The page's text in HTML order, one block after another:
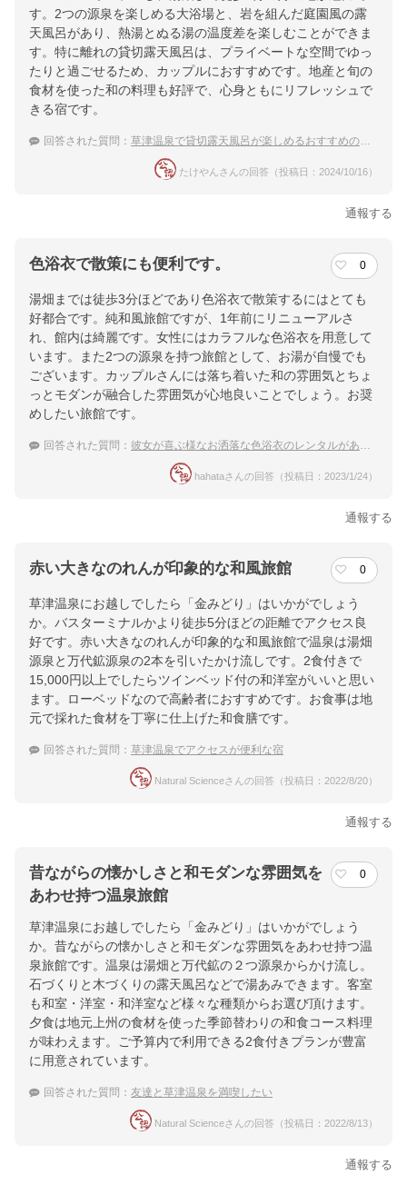
す。2つの源泉を楽しめる大浴場と、岩を組んだ庭園風の露
天風呂があり、熱湯とぬる湯の温度差を楽しむことができま
す。特に離れの貸切露天風呂は、プライベートな空間でゆっ
たりと過ごせるため、カップルにおすすめです。地産と旬の
食材を使った和の料理も好評で、心身ともにリフレッシュで
きる宿です。
回答された質問： 草津温泉で貸切露天風呂が楽しめるおすすめの宿は？
たけやんさんの回答（投稿日：2024/10/16）
通報する
色浴衣で散策にも便利です。 0
湯畑までは徒歩3分ほどであり色浴衣で散策するにはとても
好都合です。純和風旅館ですが、1年前にリニューアルさ
れ、館内は綺麗です。女性にはカラフルな色浴衣を用意して
います。また2つの源泉を持つ旅館として、お湯が自慢でも
ございます。カップルさんには落ち着いた和の雰囲気とちょ
っとモダンが融合した雰囲気が心地良いことでしょう。お奨
めしたい旅館です。
回答された質問： 彼女が喜ぶ様なお洒落な色浴衣のレンタルがある草津温泉の宿を教えて下さい。
hahataさんの回答（投稿日：2023/1/24）
通報する
赤い大きなのれんが印象的な和風旅館 0
草津温泉にお越しでしたら「金みどり」はいかがでしょう
か。バスターミナルかより徒歩5分ほどの距離でアクセス良
好です。赤い大きなのれんが印象的な和風旅館で温泉は湯畑
源泉と万代鉱源泉の2本を引いたかけ流しです。2食付きで
15,000円以上でしたらツインベッド付の和洋室がいいと思い
ます。ローベッドなので高齢者におすすめです。お食事は地
元で採れた食材を丁寧に仕上げた和食膳です。
回答された質問： 草津温泉でアクセスが便利な宿
Natural Scienceさんの回答（投稿日：2022/8/20）
通報する
昔ながらの懐かしさと和モダンな雰囲気を
あわせ持つ温泉旅館
0
草津温泉にお越しでしたら「金みどり」はいかがでしょう
か。昔ながらの懐かしさと和モダンな雰囲気をあわせ持つ温
泉旅館です。温泉は湯畑と万代鉱の２つ源泉からかけ流し。
石づくりと木づくりの露天風呂などで湯あみできます。客室
も和室・洋室・和洋室など様々な種類からお選び頂けます。
夕食は地元上州の食材を使った季節替わりの和食コース料理
が味わえます。ご予算内で利用できる2食付きプランが豊富
に用意されています。
回答された質問： 友達と草津温泉を満喫したい
Natural Scienceさんの回答（投稿日：2022/8/13）
通報する